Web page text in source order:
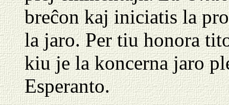
breĉon kaj iniciatis la
la jaro. Per tiu honora
kiu je la koncerna jaro
Esperanto.